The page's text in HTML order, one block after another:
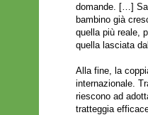
domande. […]
bambino già
quella più reale,
quella lasciata
Alla fine, la
internazionale.
riescono ad
tratteggia